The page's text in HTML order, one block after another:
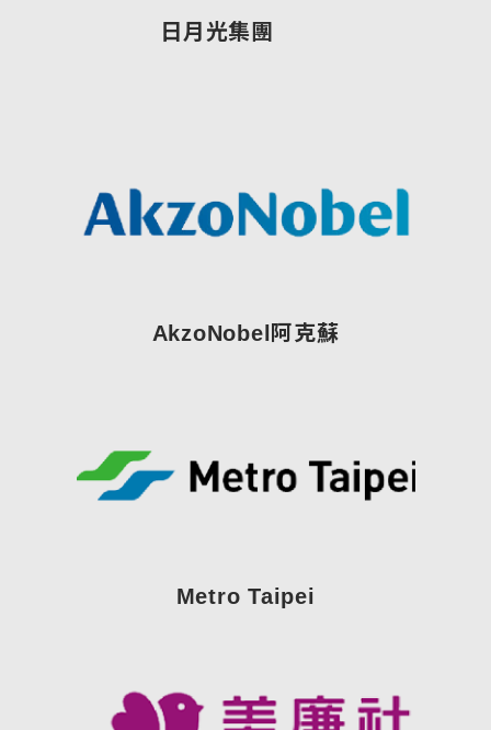
日月光集團
AkzoNobel阿克蘇
Metro Taipei